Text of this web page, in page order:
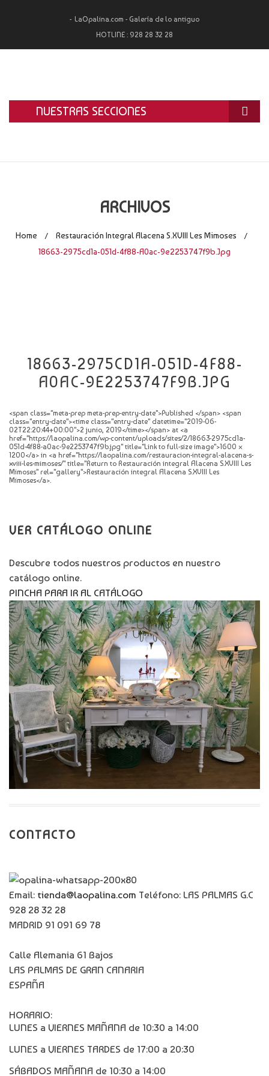
LaOpalina.com - Galería de lo antiguo
HOTLINE : 928 28 32 28
NUESTRAS SECCIONES
LA OPALINA
TASACIÓN Y COMPRA
ARCHIVOS
Home / Restauración Integral Alacena S.XVIII Les Mimoses /
18663-2975cd1a-051d-4f88-A0ac-9e2253747f9b.jpg
18663-2975CD1A-051D-4F88-
A0AC-9E2253747F9B.JPG
<span class="meta-prep meta-prep-entry-date">Published </span> <span
class="entry-date"><time class="entry-date" datetime="2019-06-
02T22:20:44+00:00">2 junio, 2019</time></span> at <a
href="https://laopalina.com/wp-content/uploads/sites/2/18663-2975cd1a-
051d-4f88-a0ac-9e2253747f9b.jpg" title="Link to full-size image">1600 ×
1200</a> in <a href="https://laopalina.com/restauracion-integral-alacena-s-
xviii-les-mimoses/" title="Return to Restauración integral Alacena S.XVIII Les
Mimoses" rel="gallery">Restauración integral Alacena S.XVIII Les
Mimoses</a>.
VER CATÁLOGO ONLINE
Descubre todos nuestros productos en nuestro
catálogo online.
PINCHA PARA IR AL CATÁLOGO
CONTACTO
Email: tienda@laopalina.com Teléfono: LAS PALMAS G.C
928 28 32 28
MADRID 91 091 69 78
Calle Alemania 61 Bajos
LAS PALMAS DE GRAN CANARIA
ESPAÑA
HORARIO:
LUNES a VIERNES MAÑANA de 10:30 a 14:00
LUNES a VIERNES TARDES de 17:00 a 20:30
SÁBADOS MAÑANA de 10:30 a 14:00